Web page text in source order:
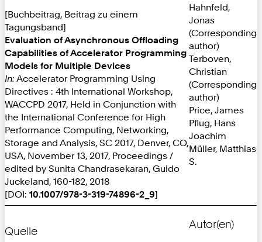
[Buchbeitrag, Beitrag zu einem
Tagungsband]
Evaluation of Asynchronous Offloading
Capabilities of Accelerator Programming
Models for Multiple Devices
In: Accelerator Programming Using
Directives : 4th International Workshop,
WACCPD 2017, Held in Conjunction with
the International Conference for High
Performance Computing, Networking,
Storage and Analysis, SC 2017, Denver, CO,
USA, November 13, 2017, Proceedings /
edited by Sunita Chandrasekaran, Guido
Juckeland, 160-182, 2018
[DOI: 10.1007/978-3-319-74896-2_9]
Hahnfeld,
Jonas
(Corresponding
author)
Terboven,
Christian
(Corresponding
author)
Price, James
Pflug, Hans
Joachim
Müller, Matthias
S.
Quelle
Autor(en)